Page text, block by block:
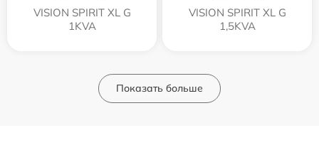
VISION SPIRIT XL G
1KVA
VISION SPIRIT XL G
1,5KVA
Показать больше